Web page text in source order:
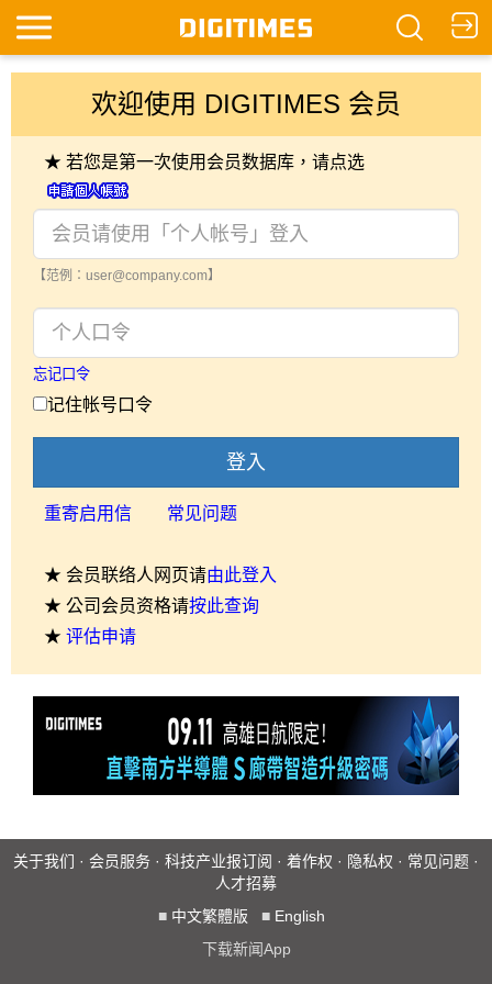
欢迎使用 DIGITIMES 会员
★ 若您是第一次使用会员数据库，请点选
【范例：user@company.com】
忘记口令
记住帐号口令
登入
重寄启用信 常见问题
★ 会员联络人网页请由此登入
★ 公司会员资格请按此查询
★ 评估申请
关于我们 · 会员服务 · 科技产业报订阅 · 着作权 · 隐私权 · 常见问题 ·
人才招募
■ 中文繁體版 ■ English
下载新闻App